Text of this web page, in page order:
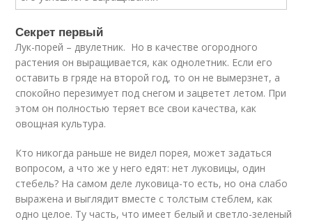
Секрет первый
Лук-порей – двулетник. Но в качестве огородного
растения он выращивается, как однолетник. Если его
оставить в гряде на второй год, то он не вымерзнет, а
спокойно перезимует под снегом и зацветет летом. При
этом он полностью теряет все свои качества, как
овощная культура.
Кто никогда раньше не видел порея, может задаться
вопросом, а что же у него едят: нет луковицы, один
стебель? На самом деле луковица-то есть, но она слабо
выражена и выглядит вместе с толстым стеблем, как
одно целое. Ту часть, что имеет белый и светло-зеленый